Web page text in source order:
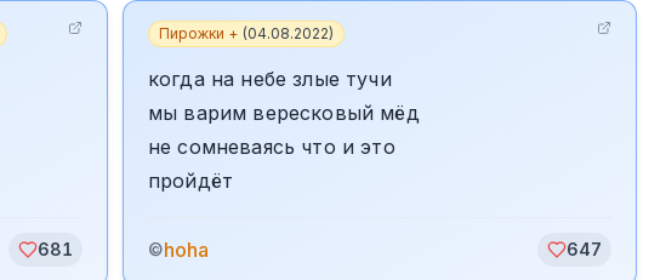
681
Пирожки + (04.08.2022)
когда на небе злые тучи
мы варим вересковый мёд
не сомневаясь что и это
пройдёт
©hoha 647